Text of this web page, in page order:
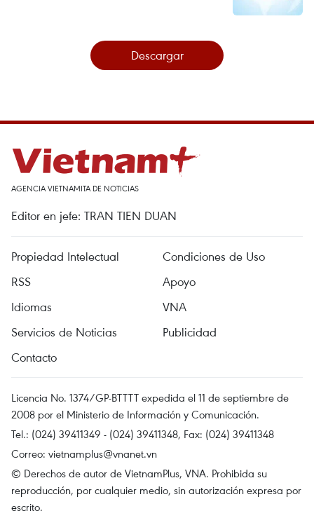
Descargar
AGENCIA VIETNAMITA DE NOTICIAS
Editor en jefe: TRAN TIEN DUAN
Propiedad Intelectual
Condiciones de Uso
RSS
Apoyo
Idiomas
VNA
Servicios de Noticias
Publicidad
Contacto
Licencia No. 1374/GP-BTTTT expedida el 11 de septiembre de
2008 por el Ministerio de Información y Comunicación.
Tel.: (024) 39411349 - (024) 39411348, Fax: (024) 39411348
Correo: vietnamplus@vnanet.vn
© Derechos de autor de VietnamPlus, VNA. Prohibida su
reproducción, por cualquier medio, sin autorización expresa por
escrito.